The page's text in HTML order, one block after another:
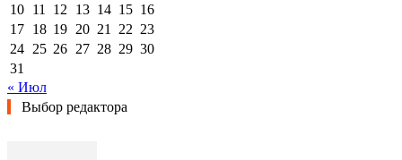
10 11 12 13 14 15 16
17 18 19 20 21 22 23
24 25 26 27 28 29 30
31
« Июл
Выбор редактора